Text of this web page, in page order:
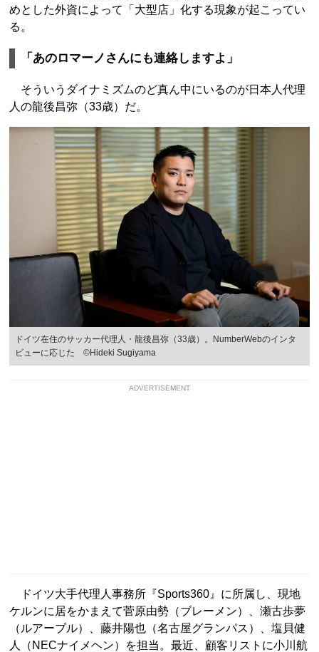
めとした外資によって「大型店」化する現象が起こってい
る。
「あのロマーノさんにも連絡しますよ」
そういうダイナミズムのど真ん中にいるのが日本人代理
人の龍後昌弥（33歳）だ。
ドイツ在住のサッカー代理人・龍後昌弥（33歳）。NumberWebのインタ
ビューに応じた ©Hideki Sugiyama
ADVERTISEMENT
ドイツ大手代理人事務所『Sports360』に所属し、現地
ケルンに居をかまえて菅原由勢（ブレーメン）、瀬古歩夢
（ルアーブル）、藤井陽也（名古屋グランパス）、塩貝健
人（NECナイメヘン）を担当。最近、顧客リストに小川航